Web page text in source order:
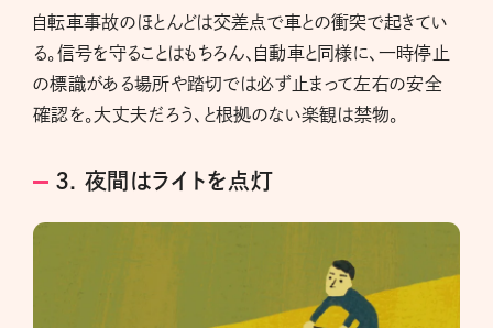
自転車事故のほとんどは交差点で車との衝突で起きてい
る。信号を守ることはもちろん、自動車と同様に、一時停止
の標識がある場所や踏切では必ず止まって左右の安全
確認を。大丈夫だろう、と根拠のない楽観は禁物。
3. 夜間はライトを点灯